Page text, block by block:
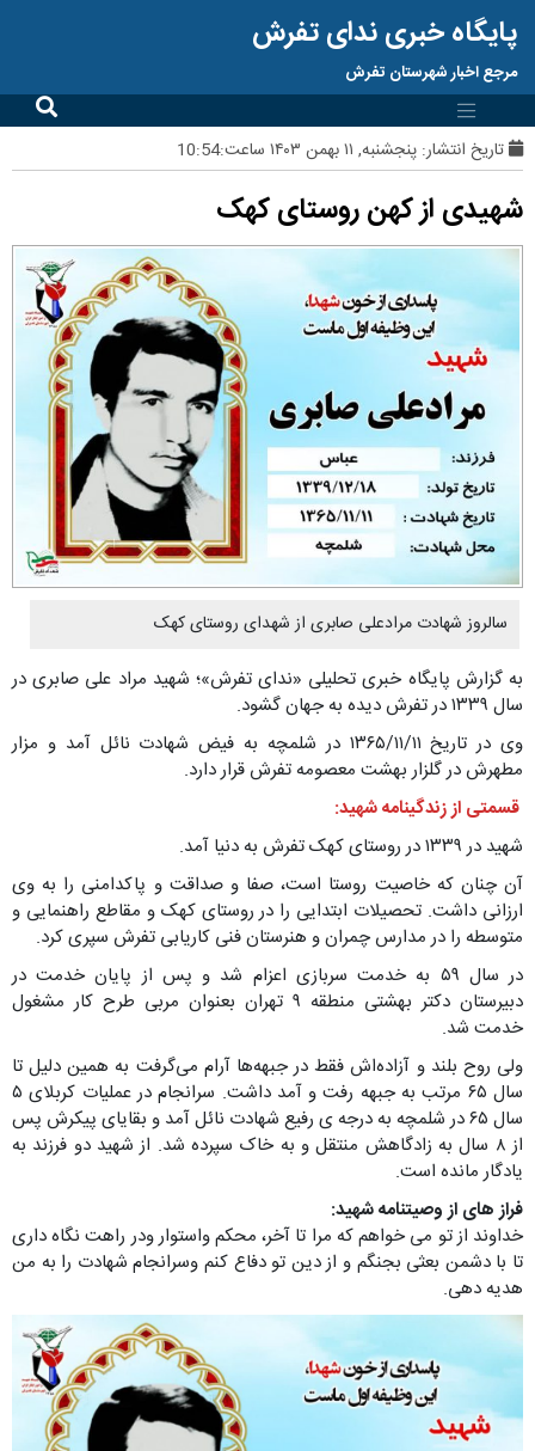
پایگاه خبری ندای تفرش
مرجع اخبار شهرستان تفرش
تاریخ انتشار: پنجشنبه, ۱۱ بهمن ۱۴۰۳ ساعت:10:54
شهیدی از کهن روستای کهک
سالروز شهادت مرادعلی صابری از شهدای روستای کهک
به گزارش پایگاه خبری تحلیلی «ندای تفرش»؛ شهید مراد علی صابری در
سال ۱۳۳۹ در تفرش دیده به جهان گشود.
وی در تاریخ ۱۳۶۵/۱۱/۱۱ در شلمچه به فیض شهادت نائل آمد و مزار
مطهرش در گلزار بهشت معصومه تفرش قرار دارد.
قسمتی از زندگینامه شهید:
شهید در ۱۳۳۹ در روستای کهک تفرش به دنیا آمد.
آن چنان که خاصیت روستا است، صفا و صداقت و پاکدامنی را به وی
ارزانی داشت. تحصیلات ابتدایی را در روستای کهک و مقاطع راهنمایی و
متوسطه را در مدارس چمران و هنرستان فنی کاریابی تفرش سپری کرد.
در سال ۵۹ به خدمت سربازی اعزام شد و پس از پایان خدمت در
دبیرستان دکتر بهشتی منطقه ۹ تهران بعنوان مربی طرح کار مشغول
خدمت شد.
ولی روح بلند و آزاده‌اش فقط در جبهه‌ها آرام می‌گرفت به همین دلیل تا
سال ۶۵ مرتب به جبهه رفت و آمد داشت. سرانجام در عملیات کربلای ۵
سال ۶۵ در شلمچه به‌ درجه ی رفیع شهادت نائل آمد و بقایای پیکرش پس
از ۸ سال به زادگاهش منتقل و به‌ خاک سپرده شد. از شهید دو فرزند به
یادگار مانده است.
فراز های از وصیتنامه شهید:
خداوند از تو می خواهم که مرا تا آخر، محکم واستوار ودر راهت نگاه داری
تا با دشمن بعثی بجنگم و از دین تو دفاع کنم وسرانجام شهادت را به من
هدیه دهی.